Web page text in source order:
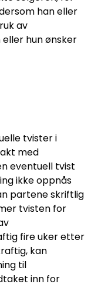
han eller
av
hun ønsker
tvister i
med
eventuell tvist
ikke oppnås
partene skriftlig
tvisten for
fire uker etter
kan
til
inn for